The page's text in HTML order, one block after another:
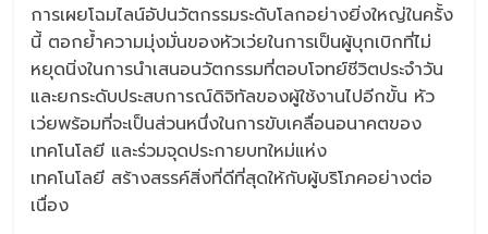
การเผยโฉมไลน์อัปนวัตกรรมระดับโลกอย่างยิ่งใหญ่ในครั้ง
นี้ ตอกย้ำความมุ่งมั่นของหัวเว่ยในการเป็นผู้บุกเบิกที่ไม่
หยุดนิ่งในการนำเสนอนวัตกรรมที่ตอบโจทย์ชีวิตประจำวัน
และยกระดับประสบการณ์ดิจิทัลของผู้ใช้งานไปอีกขั้น หัว
เว่ยพร้อมที่จะเป็นส่วนหนึ่งในการขับเคลื่อนอนาคตของ
เทคโนโลยี และร่วมจุดประกายบทใหม่แห่ง
เทคโนโลยี สร้างสรรค์สิ่งที่ดีที่สุดให้กับผู้บริโภคอย่างต่อ
เนื่อง